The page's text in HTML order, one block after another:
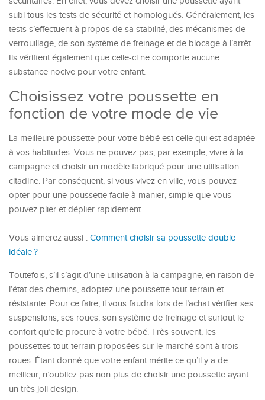
subi tous les tests de sécurité et homologués. Généralement, les
tests s’effectuent à propos de sa stabilité, des mécanismes de
verrouillage, de son système de freinage et de blocage à l’arrêt.
Ils vérifient également que celle-ci ne comporte aucune
substance nocive pour votre enfant.
Choisissez votre poussette en
fonction de votre mode de vie
La meilleure poussette pour votre bébé est celle qui est adaptée
à vos habitudes. Vous ne pouvez pas, par exemple, vivre à la
campagne et choisir un modèle fabriqué pour une utilisation
citadine. Par conséquent, si vous vivez en ville, vous pouvez
opter pour une poussette facile à manier, simple que vous
pouvez plier et déplier rapidement.
Vous aimerez aussi : Comment choisir sa poussette double
idéale ?
Toutefois, s’il s’agit d’une utilisation à la campagne, en raison de
l’état des chemins, adoptez une poussette tout-terrain et
résistante. Pour ce faire, il vous faudra lors de l’achat vérifier ses
suspensions, ses roues, son système de freinage et surtout le
confort qu’elle procure à votre bébé. Très souvent, les
poussettes tout-terrain proposées sur le marché sont à trois
roues. Étant donné que votre enfant mérite ce qu’il y a de
meilleur, n’oubliez pas non plus de choisir une poussette ayant
un très joli design.